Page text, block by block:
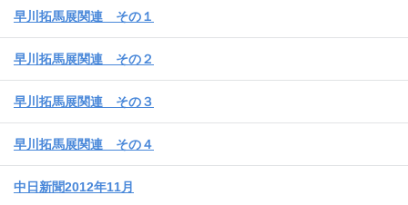
早川拓馬展関連 その１
早川拓馬展関連 その２
早川拓馬展関連 その３
早川拓馬展関連 その４
中日新聞2012年11月